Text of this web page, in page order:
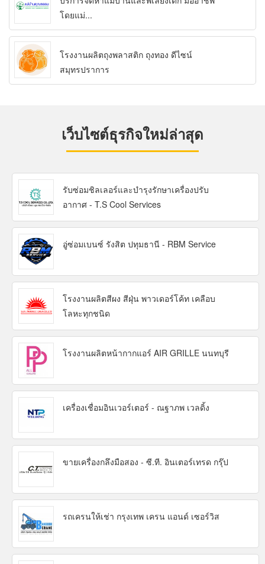
โดยแม่...
โรงงานผลิตถุงพลาสติก ถุงทอง ดีไซน์
สมุทรปราการ
เว็บไซต์ธุรกิจใหม่ล่าสุด
รับซ่อมชิลเลอร์และบำรุงรักษาเครื่องปรับ
อากาศ - T.S Cool Services
อู่ซ่อมเบนซ์ รังสิต ปทุมธานี - RBM Service
โรงงานผลิตสีผง สีฝุ่น พาวเดอร์โค้ท เคลือบ
โลหะทุกชนิด
โรงงานผลิตหน้ากากแอร์ AIR GRILLE นนทบุรี
เครื่องเชื่อมอินเวอร์เตอร์ - ณฐาภพ เวลดิ้ง
ขายเครื่องกลึงมือสอง - ซี.ที. อินเตอร์เทรด กรุ๊ป
รถเครนให้เช่า กรุงเทพ เครน แอนด์ เซอร์วิส